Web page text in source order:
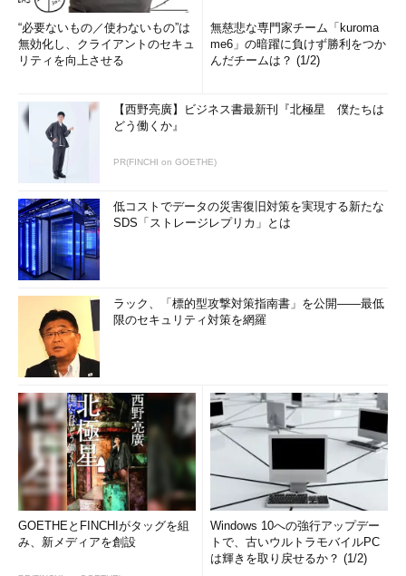
“必要ないもの／使わないもの”は
無効化し、クライアントのセキュ
リティを向上させる
無慈悲な専門家チーム「kuroma
me6」の暗躍に負けず勝利をつか
んだチームは？ (1/2)
【西野亮廣】ビジネス書最新刊『北極星 僕たちは
どう働くか』
PR(FINCHI on GOETHE)
低コストでデータの災害復旧対策を実現する新たな
SDS「ストレージレプリカ」とは
ラック、「標的型攻撃対策指南書」を公開――最低
限のセキュリティ対策を網羅
GOETHEとFINCHIがタッグを組
み、新メディアを創設
Windows 10への強行アップデー
トで、古いウルトラモバイルPC
は輝きを取り戻せるか？ (1/2)